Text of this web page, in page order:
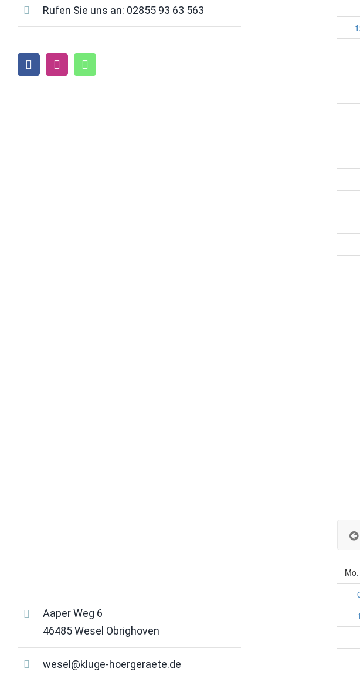
Rufen Sie uns an: 02855 93 63 563
Aaper Weg 6
46485 Wesel Obrighoven
wesel@kluge-hoergeraete.de